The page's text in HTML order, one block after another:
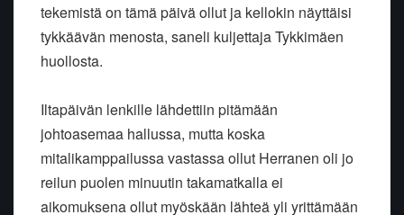
tekemistä on tämä päivä ollut ja kellokin näyttäisi
tykkäävän menosta, saneli kuljettaja Tykkimäen
huollosta.
Iltapäivän lenkille lähdettiin pitämään
johtoasemaa hallussa, mutta koska
mitalikamppailussa vastassa ollut Herranen oli jo
reilun puolen minuutin takamatkalla ei
aikomuksena ollut myöskään lähteä yli yrittämään